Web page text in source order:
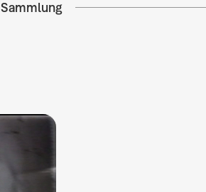
Sammlung